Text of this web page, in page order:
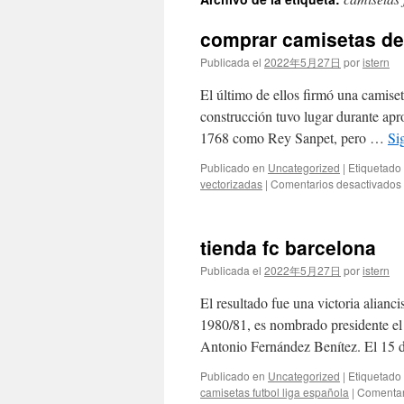
contenido
comprar camisetas
Publicada el 2022年5月27日 poristern
El último de ellos firmó una
construcción tuvo lugar durante
1768 como Rey Sanpet, pero …
Publicado en Uncategorized | Etiquetado
vectorizadas | Comentarios desactivados
tienda fc barcelona
Publicada el 2022年5月27日 poristern
El resultado fue una victoria
1980/81, es nombrado presidente
Antonio Fernández Benítez. El 15
Publicado en Uncategorized | Etiquetado
camisetas futbol liga española |